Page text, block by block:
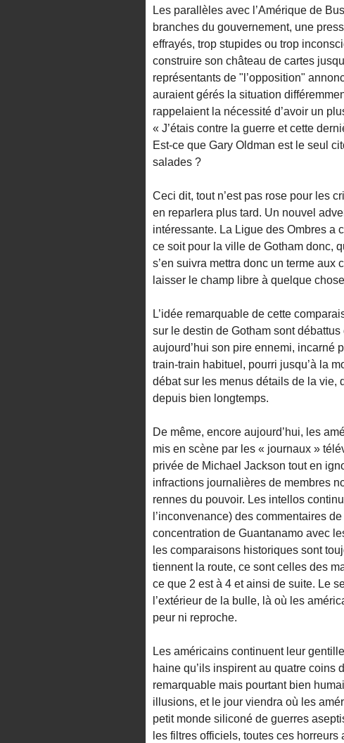
Les parallèles avec l’Amérique de
branches du gouvernement, une
effrayés, trop stupides ou trop
construire son château de cartes
représentants de "l’opposition"
auraient gérés la situation
rappelaient la nécessité d’avoir un
« J’étais contre la guerre et cette
Est-ce que Gary Oldman est le seul
salades ?
Ceci dit, tout n’est pas rose pour les
en reparlera plus tard. Un nouvel
intéressante. La Ligue des Ombres a
ce soit pour la ville de Gotham donc,
s’en suivra mettra donc un terme aux
laisser le champ libre à quelque
L’idée remarquable de cette
sur le destin de Gotham sont
aujourd’hui son pire ennemi, incarné
train-train habituel, pourri jusqu’à la
débat sur les menus détails de la vie,
depuis bien longtemps.
De même, encore aujourd’hui, les
mis en scène par les « journaux »
privée de Michael Jackson tout en
infractions journalières de membres
rennes du pouvoir. Les intellos
l’inconvenance) des commentaires
concentration de Guantanamo avec
les comparaisons historiques sont
tiennent la route, ce sont celles des
ce que 2 est à 4 et ainsi de suite. Le
l’extérieur de la bulle, là où les
peur ni reproche.
Les américains continuent leur
haine qu’ils inspirent au quatre coins
remarquable mais pourtant bien
illusions, et le jour viendra où les
petit monde siliconé de guerres
les filtres officiels, toutes ces